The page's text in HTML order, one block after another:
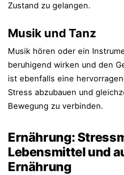
Zustand zu gelangen.
Musik und Tanz
Musik hören oder ein
beruhigend wirken und den
ist ebenfalls eine
Stress abzubauen und
Bewegung zu verbinden.
Ernährung:
Lebensmittel und
Ernährung